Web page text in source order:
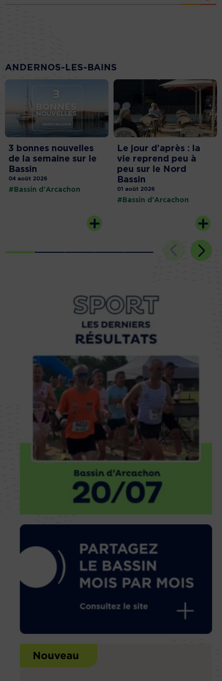
ANDERNOS-LES-BAINS
3 bonnes nouvelles
de la semaine sur le
Bassin
04 août 2026
#Bassin d'Arcachon
Le jour d’après : la
vie reprend peu à
peu sur le Nord
Bassin
01 août 2026
#Bassin d'Arcachon